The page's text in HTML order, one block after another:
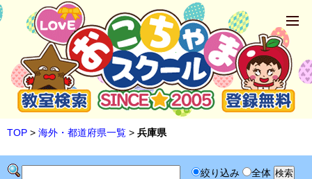
TOP > 海外・都道府県一覧 > 兵庫県
絞り込み 全体